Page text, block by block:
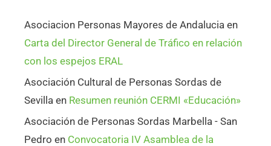
Asociacion Personas Mayores de Andalucia en
Carta del Director General de Tráfico en relación
con los espejos ERAL
Asociación Cultural de Personas Sordas de
Sevilla en Resumen reunión CERMI «Educación»
Asociación de Personas Sordas Marbella - San
Pedro en Convocatoria IV Asamblea de la